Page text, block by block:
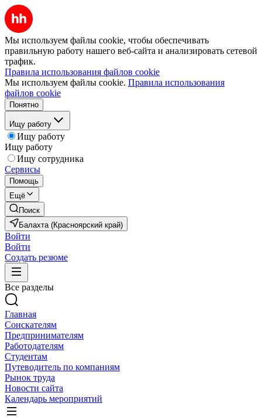
Мы используем файлы cookie, чтобы обеспечивать
правильную работу нашего веб-сайта и анализировать сетевой
трафик.
Правила использования файлов cookie
Мы используем файлы cookie. Правила использования
файлов cookie
Понятно
Ищу работу
Ищу работу
Ищу работу
Ищу сотрудника
Сервисы
Помощь
Ещё
Поиск
Балахта (Красноярский край)
Войти
Войти
Создать резюме
Все разделы
Главная
Соискателям
Предпринимателям
Работодателям
Студентам
Путеводитель по компаниям
Рынок труда
Новости сайта
Календарь мероприятий